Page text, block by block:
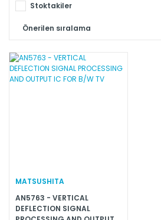
Stoktakiler
MATSUSHITA
AN5763 - VERTICAL
DEFLECTION SIGNAL